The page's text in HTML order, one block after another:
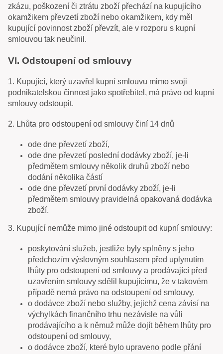
zkázu, poškození či ztrátu zboží přechází na kupujícího
okamžikem převzetí zboží nebo okamžikem, kdy měl
kupující povinnost zboží převzít, ale v rozporu s kupní
smlouvou tak neučinil.
VI. Odstoupení od smlouvy
1. Kupující, který uzavřel kupní smlouvu mimo svoji
podnikatelskou činnost jako spotřebitel, má právo od kupní
smlouvy odstoupit.
2. Lhůta pro odstoupení od smlouvy činí 14 dnů
ode dne převzetí zboží,
ode dne převzetí poslední dodávky zboží, je-li
předmětem smlouvy několik druhů zboží nebo
dodání několika částí
ode dne převzetí první dodávky zboží, je-li
předmětem smlouvy pravidelná opakovaná dodávka
zboží.
3. Kupující nemůže mimo jiné odstoupit od kupní smlouvy:
poskytování služeb, jestliže byly splněny s jeho
předchozím výslovným souhlasem před uplynutím
lhůty pro odstoupení od smlouvy a prodávající před
uzavřením smlouvy sdělil kupujícímu, že v takovém
případě nemá právo na odstoupení od smlouvy,
o dodávce zboží nebo služby, jejichž cena závisí na
výchylkách finančního trhu nezávisle na vůli
prodávajícího a k němuž může dojít během lhůty pro
odstoupení od smlouvy,
o dodávce zboží, které bylo upraveno podle přání